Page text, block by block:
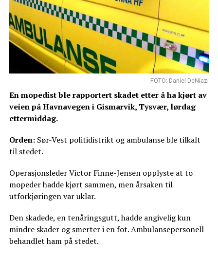
FOTO: Daniel DeNiazi
En mopedist ble rapportert skadet etter å ha kjørt av
veien på Havnavegen i Gismarvik, Tysvær, lørdag
ettermiddag.
Orden:Sør-Vest politidistrikt og ambulanse ble tilkalt
til stedet.
Operasjonsleder Victor Finne-Jensen opplyste at to
mopeder hadde kjørt sammen, men årsaken til
utforkjøringen var uklar.
Den skadede, en tenåringsgutt, hadde angivelig kun
mindre skader og smerter i en fot. Ambulansepersonell
behandlet ham på stedet.